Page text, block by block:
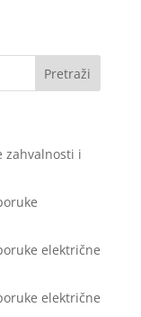
zahvalnosti i
električne
električne